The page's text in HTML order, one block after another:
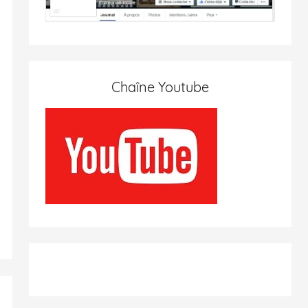
Chaîne Youtube